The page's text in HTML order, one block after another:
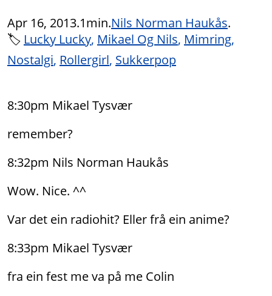
Apr 16, 2013.1min.Nils Norman Haukås.
🏷 Lucky Lucky Mikael Og Nils Mimring
Nostalgi Rollergirl Sukkerpop
8:30pm Mikael Tysvær
remember?
8:32pm Nils Norman Haukås
Wow. Nice. ^^
Var det ein radiohit? Eller frå ein anime?
8:33pm Mikael Tysvær
fra ein fest me va på me Colin